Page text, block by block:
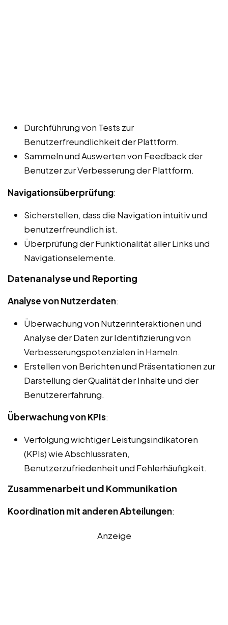
Durchführung von Tests zur
Benutzerfreundlichkeit der Plattform.
Sammeln und Auswerten von Feedback der
Benutzer zur Verbesserung der Plattform.
Navigationsüberprüfung:
Sicherstellen, dass die Navigation intuitiv und
benutzerfreundlich ist.
Überprüfung der Funktionalität aller Links und
Navigationselemente.
Datenanalyse und Reporting
Analyse von Nutzerdaten:
Überwachung von Nutzerinteraktionen und
Analyse der Daten zur Identifizierung von
Verbesserungspotenzialen in Hameln.
Erstellen von Berichten und Präsentationen zur
Darstellung der Qualität der Inhalte und der
Benutzererfahrung.
Überwachung von KPIs:
Verfolgung wichtiger Leistungsindikatoren
(KPIs) wie Abschlussraten,
Benutzerzufriedenheit und Fehlerhäufigkeit.
Zusammenarbeit und Kommunikation
Koordination mit anderen Abteilungen:
Anzeige